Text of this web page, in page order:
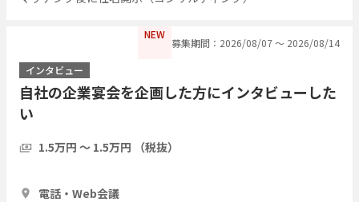
NEW
募集期間：2026/08/07 〜 2026/08/14
インタビュー
自社の企業宴会を企画した方にインタビューした
い
1.5万円 〜 1.5万円 （税抜）
電話・Web会議